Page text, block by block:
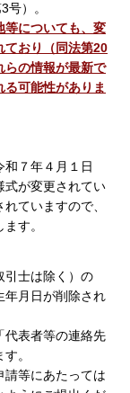
号）。
等についても、変
ており（同法第20
らの情報が最新で
可能性がありま
７年４月１日
式が変更されてい
ていますので、
す。
引士は除く）の
年月日が削除され
代表者等の連絡先
。
請等にあたっては